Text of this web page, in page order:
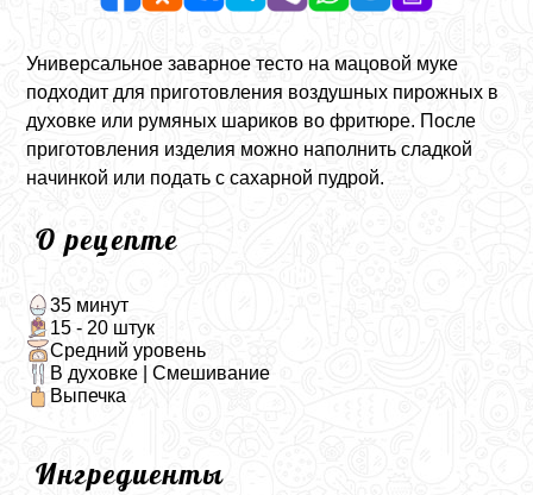
Универсальное заварное тесто на мацовой муке
подходит для приготовления воздушных пирожных в
духовке или румяных шариков во фритюре. После
приготовления изделия можно наполнить сладкой
начинкой или подать с сахарной пудрой.
О рецепте
35 минут
15 - 20 штук
Средний уровень
В духовке | Смешивание
Выпечка
Ингредиенты